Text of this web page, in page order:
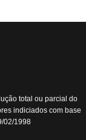
total ou parcial do
indiciados com base
02/1998